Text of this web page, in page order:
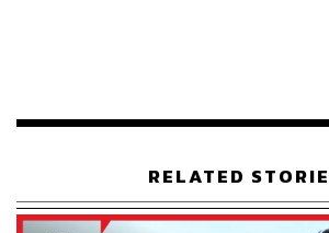
สิงหาคม) ระบุว่า กองกำลังทหารยูเครนอ
Jazeera รายงานว่า ทัพยูเครนได้เคลื่อนเ
รอดที่อยู่ใกล้เคียงแล้ว โดยสามารถยึดห
RELATED